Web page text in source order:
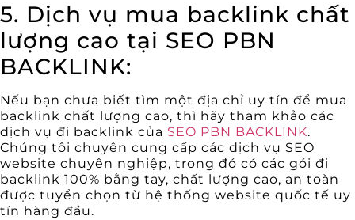
5. Dịch vụ mua backlink chất
lượng cao tại SEO PBN
BACKLINK:
Nếu bạn chưa biết tìm một địa chỉ uy tín để mua
backlink chất lượng cao, thì hãy tham khảo các
dịch vụ đi backlink của SEO PBN BACKLINK.
Chúng tôi chuyên cung cấp các dịch vụ SEO
website chuyên nghiệp, trong đó có các gói đi
backlink 100% bằng tay, chất lượng cao, an toàn
được tuyển chọn từ hệ thống website quốc tế uy
tín hàng đầu.